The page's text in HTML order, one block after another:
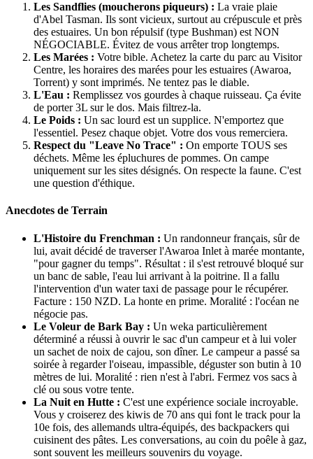
Les Sandflies (moucherons piqueurs) : La vraie plaie
d'Abel Tasman. Ils sont vicieux, surtout au crépuscule et près
des estuaires. Un bon répulsif (type Bushman) est NON
NÉGOCIABLE. Évitez de vous arrêter trop longtemps.
Les Marées : Votre bible. Achetez la carte du parc au Visitor
Centre, les horaires des marées pour les estuaires (Awaroa,
Torrent) y sont imprimés. Ne tentez pas le diable.
L'Eau : Remplissez vos gourdes à chaque ruisseau. Ça évite
de porter 3L sur le dos. Mais filtrez-la.
Le Poids : Un sac lourd est un supplice. N'emportez que
l'essentiel. Pesez chaque objet. Votre dos vous remerciera.
Respect du "Leave No Trace" : On emporte TOUS ses
déchets. Même les épluchures de pommes. On campe
uniquement sur les sites désignés. On respecte la faune. C'est
une question d'éthique.
Anecdotes de Terrain
L'Histoire du Frenchman : Un randonneur français, sûr de
lui, avait décidé de traverser l'Awaroa Inlet à marée montante,
"pour gagner du temps". Résultat : il s'est retrouvé bloqué sur
un banc de sable, l'eau lui arrivant à la poitrine. Il a fallu
l'intervention d'un water taxi de passage pour le récupérer.
Facture : 150 NZD. La honte en prime. Moralité : l'océan ne
négocie pas.
Le Voleur de Bark Bay : Un weka particulièrement
déterminé a réussi à ouvrir le sac d'un campeur et à lui voler
un sachet de noix de cajou, son dîner. Le campeur a passé sa
soirée à regarder l'oiseau, impassible, déguster son butin à 10
mètres de lui. Moralité : rien n'est à l'abri. Fermez vos sacs à
clé ou sous votre tente.
La Nuit en Hutte : C'est une expérience sociale incroyable.
Vous y croiserez des kiwis de 70 ans qui font le track pour la
10e fois, des allemands ultra-équipés, des backpackers qui
cuisinent des pâtes. Les conversations, au coin du poêle à gaz,
sont souvent les meilleurs souvenirs du voyage.